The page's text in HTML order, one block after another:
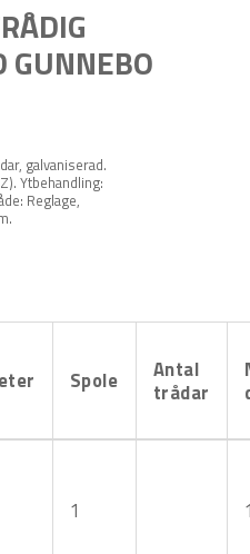
GUNNEBO
galvaniserad.
Ytbehandling:
Reglage,
Spole
Antal
trådar
1